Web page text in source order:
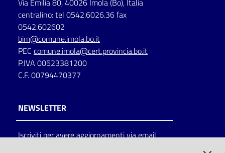
Seguici
su
Via Emilia 80, 40026 Imola (Bo), Italia
centralino: tel 0542.6026.36 fax
0542.602602
bim@comune.imola.bo.it
PEC comune.imola@cert.provincia.bo.it
P.IVA 00523381200
C.F. 00794470377
NEWSLETTER
Iscriviti per avere aggiornamenti via email